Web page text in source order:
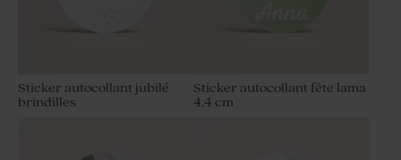
Sticker autocollant jubilé
brindilles
Sticker autocollant fête lama
4,4 cm